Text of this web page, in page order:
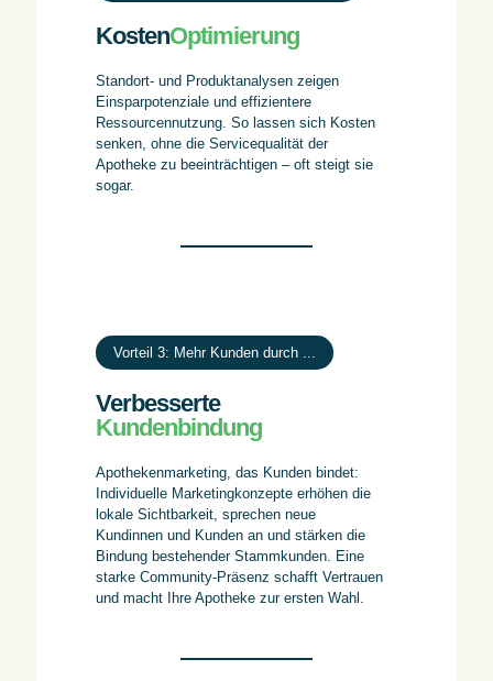
KostenOptimierung
Standort- und Produktanalysen zeigen
Einsparpotenziale und effizientere
Ressourcennutzung. So lassen sich Kosten
senken, ohne die Servicequalität der
Apotheke zu beeinträchtigen – oft steigt sie
sogar.
Vorteil 3: Mehr Kunden durch ...
Verbesserte
Kundenbindung
Apothekenmarketing, das Kunden bindet:
Individuelle Marketingkonzepte erhöhen die
lokale Sichtbarkeit, sprechen neue
Kundinnen und Kunden an und stärken die
Bindung bestehender Stammkunden. Eine
starke Community-Präsenz schafft Vertrauen
und macht Ihre Apotheke zur ersten Wahl.